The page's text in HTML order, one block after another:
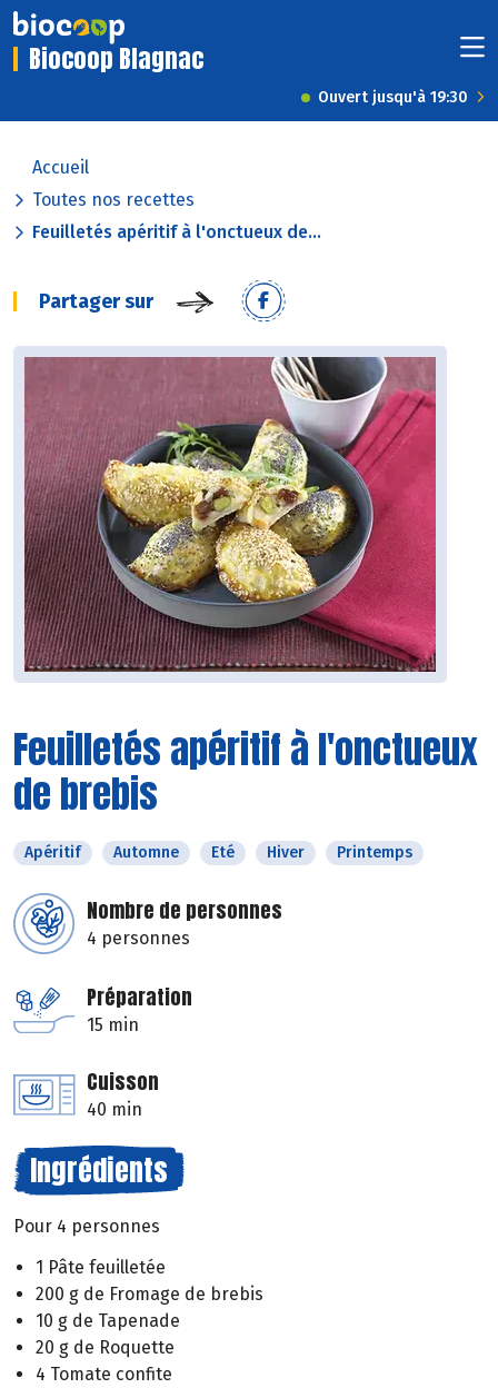
Biocoop Blagnac
Ouvert jusqu'à 19:30
Accueil
Toutes nos recettes
Feuilletés apéritif à l'onctueux de...
Partager sur
Feuilletés apéritif à l'onctueux
de brebis
Apéritif Automne Eté Hiver Printemps
Nombre de personnes
4 personnes
Préparation
15 min
Cuisson
40 min
Ingrédients
Pour 4 personnes
1 Pâte feuilletée
200 g de Fromage de brebis
10 g de Tapenade
20 g de Roquette
4 Tomate confite